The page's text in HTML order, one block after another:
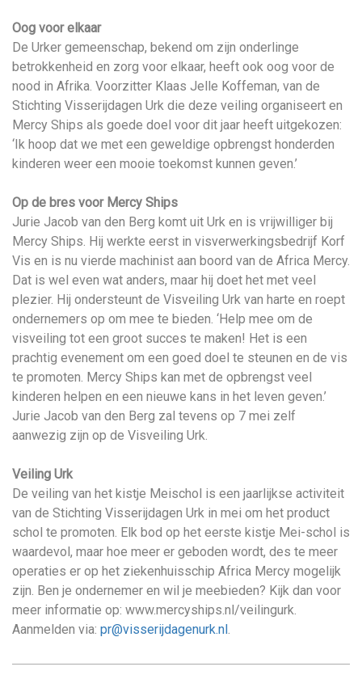
Oog voor elkaar
De Urker gemeenschap, bekend om zijn onderlinge
betrokkenheid en zorg voor elkaar, heeft ook oog voor de
nood in Afrika. Voorzitter Klaas Jelle Koffeman, van de
Stichting Visserijdagen Urk die deze veiling organiseert en
Mercy Ships als goede doel voor dit jaar heeft uitgekozen:
‘Ik hoop dat we met een geweldige opbrengst honderden
kinderen weer een mooie toekomst kunnen geven.’
Op de bres voor Mercy Ships
Jurie Jacob van den Berg komt uit Urk en is vrijwilliger bij
Mercy Ships. Hij werkte eerst in visverwerkingsbedrijf Korf
Vis en is nu vierde machinist aan boord van de Africa Mercy.
Dat is wel even wat anders, maar hij doet het met veel
plezier. Hij ondersteunt de Visveiling Urk van harte en roept
ondernemers op om mee te bieden. ‘Help mee om de
visveiling tot een groot succes te maken! Het is een
prachtig evenement om een goed doel te steunen en de vis
te promoten. Mercy Ships kan met de opbrengst veel
kinderen helpen en een nieuwe kans in het leven geven.’
Jurie Jacob van den Berg zal tevens op 7 mei zelf
aanwezig zijn op de Visveiling Urk.
Veiling Urk
De veiling van het kistje Meischol is een jaarlijkse activiteit
van de Stichting Visserijdagen Urk in mei om het product
schol te promoten. Elk bod op het eerste kistje Mei-schol is
waardevol, maar hoe meer er geboden wordt, des te meer
operaties er op het ziekenhuisschip Africa Mercy mogelijk
zijn. Ben je ondernemer en wil je meebieden? Kijk dan voor
meer informatie op: www.mercyships.nl/veilingurk.
Aanmelden via: pr@visserijdagenurk.nl